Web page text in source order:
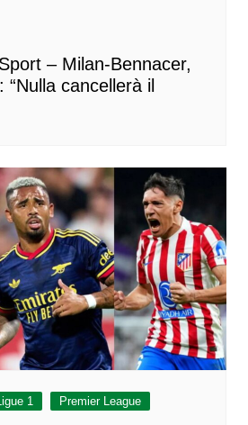
– Milan-Bennacer,
“Nulla cancellerà il
1 Premier League